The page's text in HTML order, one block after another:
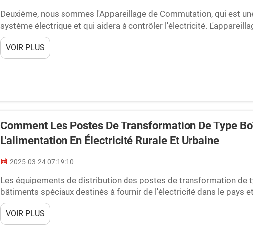
Deuxième, nous sommes l'Appareillage de Commutation, qui est
système électrique et qui aidera à contrôler l'électricité.
généralement classé en deux grands types : isolé au gaz et isolé à
d'eux a ses avantages et...
VOIR PLUS
Comment Les Postes De Transformation De Type
L'alimentation En Électricité Rurale Et Urbaine
2025-03-24 07:19:10
Les équipements de distribution des postes de transformation de
bâtiments spéciaux destinés à fournir de l'électricité dans le pays
transformation sont vraiment importants car ils assurent que les
de l'électricité.
VOIR PLUS